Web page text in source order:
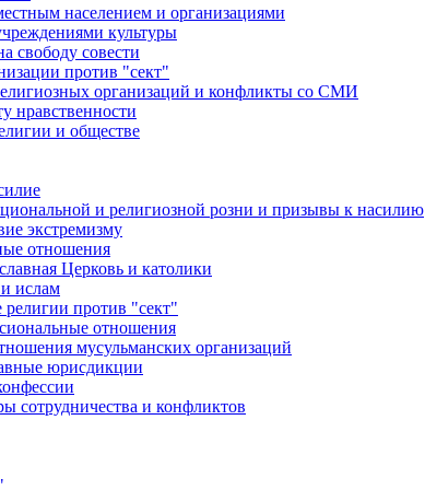
населением и организациями
культуры
свободу совести
против "сект"
организаций и конфликты со СМИ
нравственности
и обществе
и религиозной розни и призывы к насилию
экстремизму
отношения
Церковь и католики
ислам
против "сект"
отношения
мусульманских организаций
юрисдикции
сотрудничества и конфликтов